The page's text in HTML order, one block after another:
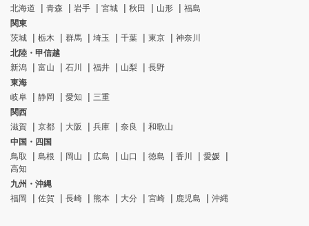
北海道
青森 岩手 宮城 秋田 山形
福島
関東
茨城
栃木 群馬 埼玉 千葉 東京
神奈川
北陸・甲信越
新潟
富山 石川 福井 山梨
長野
東海
岐阜
静岡 愛知
三重
関西
滋賀
京都 大阪 兵庫 奈良
和歌山
中国・四国
鳥取
島根 岡山 広島 山口 徳島 香川
愛媛
高知
九州・沖縄
福岡
佐賀 長崎 熊本 大分 宮崎 鹿児島 沖縄